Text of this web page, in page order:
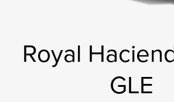
Royal
GLE